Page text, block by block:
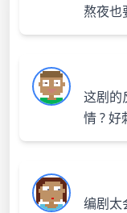
熬夜也
这剧的
情 ? 好
编剧太